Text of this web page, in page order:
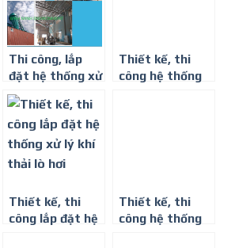
Thi công, lắp
đặt hệ thống xử
lý khí thải mùi
keo dán ván ép
gỗ
Thiết kế, thi
công hệ thống
Thiết kế, thi
công lắp đặt hệ
Thiết kế, thi
công hệ thống